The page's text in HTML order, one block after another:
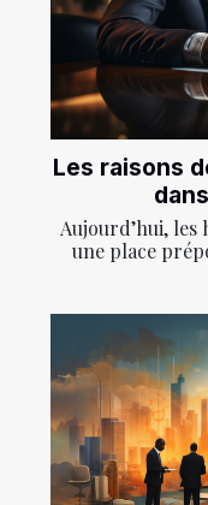
Les raisons
Aujourd’hui,
une place